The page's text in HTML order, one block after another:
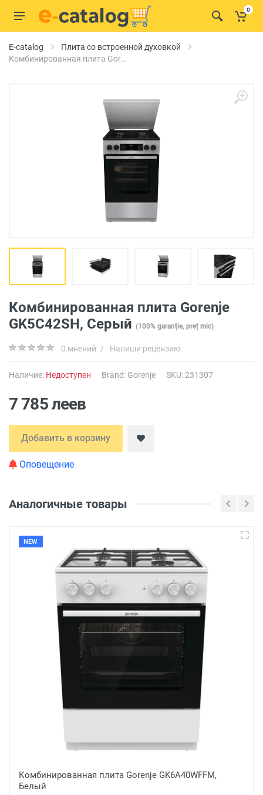
0
E-catalog
Плита со встроенной духовкой
Комбинированная плита Gor...
Комбинированная плита Gorenje
GK5C42SH, Серый (100% garanție, preț mic)
0 мнений / Напиши рецензию
Наличие: Недоступен Brand: Gorenje SKU: 231307
7 785 леев
Добавить в корзину
Оповещение
Аналогичные товары
GK6A40WFFM,
Комбинированная плита Gorenje